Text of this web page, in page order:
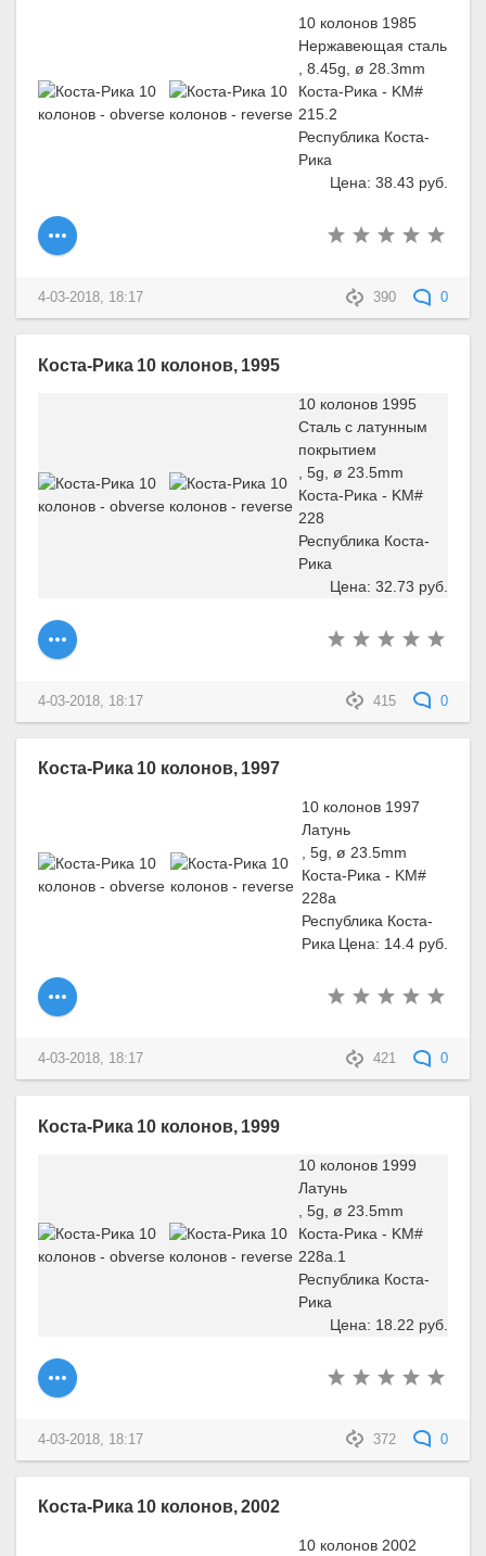
10 колонов 1985
Нержавеющая сталь
, 8.45g, ø 28.3mm
Коста-Рика - KM#
215.2
Республика Коста-
Рика
Цена: 38.43 руб.
390 0
4-03-2018, 18:17
Коста-Рика 10 колонов, 1995
10 колонов 1995
Сталь с латунным
покрытием
, 5g, ø 23.5mm
Коста-Рика - KM#
228
Республика Коста-
Рика
Цена: 32.73 руб.
415 0
4-03-2018, 18:17
Коста-Рика 10 колонов, 1997
10 колонов 1997
Латунь
, 5g, ø 23.5mm
Коста-Рика - KM#
228a
Республика Коста-
Рика Цена: 14.4 руб.
421 0
4-03-2018, 18:17
Коста-Рика 10 колонов, 1999
10 колонов 1999
Латунь
, 5g, ø 23.5mm
Коста-Рика - KM#
228a.1
Республика Коста-
Рика
Цена: 18.22 руб.
372 0
4-03-2018, 18:17
Коста-Рика 10 колонов, 2002
10 колонов 2002